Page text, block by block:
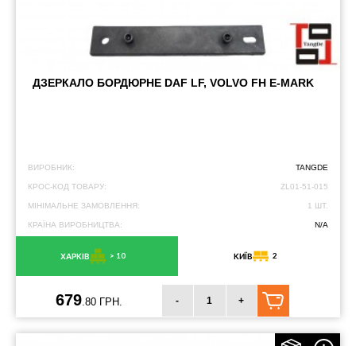
ДЗЕРКАЛО БОРДЮРНЕ DAF LF, VOLVO FH E-MARK
ВИРОБНИК: TANGDE
КРОС-КОД ТОВАРУ: ZL01-51-015
МІНІМАЛЬНЕ ЗАМОВЛЕННЯ: 1 ШТ.
КРАЇНА ВИРОБНИЦТВА: N/A
ХАРКІВ > 10 КИЇВ 2
679.80 ГРН. - +